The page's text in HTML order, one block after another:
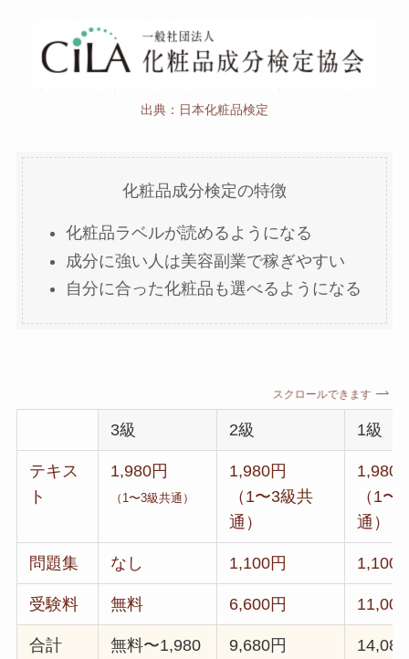
出典：日本化粧品検定
化粧品成分検定の特徴
化粧品ラベルが読めるようになる
成分に強い人は美容副業で稼ぎやすい
自分に合った化粧品も選べるようになる
スクロールできます
3級 2級 1級
テキス
ト
1,980円
（1〜3級共通）
1,980円
（1〜3級共
通）
1,980
（1〜
通）
問題集 なし 1,100円 1,100
受験料 無料 6,600円
合計 無料〜1,980 9,680円